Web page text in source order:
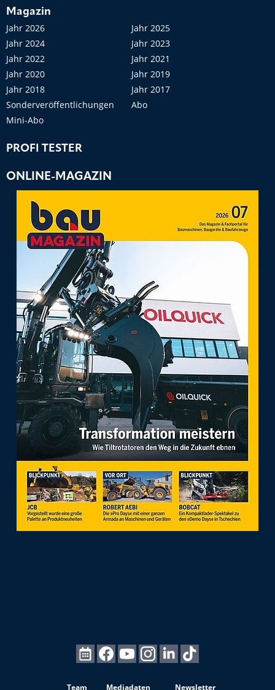
Magazin
Jahr 2026
Jahr 2025
Jahr 2024
Jahr 2023
Jahr 2022
Jahr 2021
Jahr 2020
Jahr 2019
Jahr 2018
Jahr 2017
Sonderveröffentlichungen
Abo
Mini-Abo
PROFI TESTER
ONLINE-MAGAZIN
Team Mediadaten Newsletter